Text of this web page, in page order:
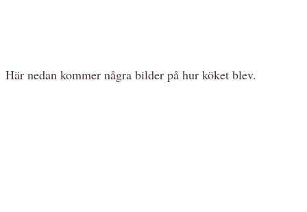
Här nedan kommer några bilder på hur köket blev.